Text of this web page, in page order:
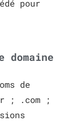
pour
domaine
de
; .com ;